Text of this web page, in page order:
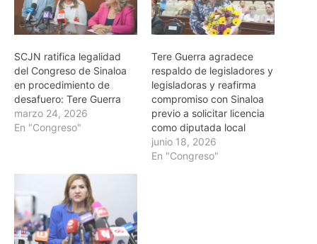
SCJN ratifica legalidad
del Congreso de Sinaloa
en procedimiento de
desafuero: Tere Guerra
marzo 24, 2026
En "Congreso"
Tere Guerra agradece
respaldo de legisladores y
legisladoras y reafirma
compromiso con Sinaloa
previo a solicitar licencia
como diputada local
junio 18, 2026
En "Congreso"